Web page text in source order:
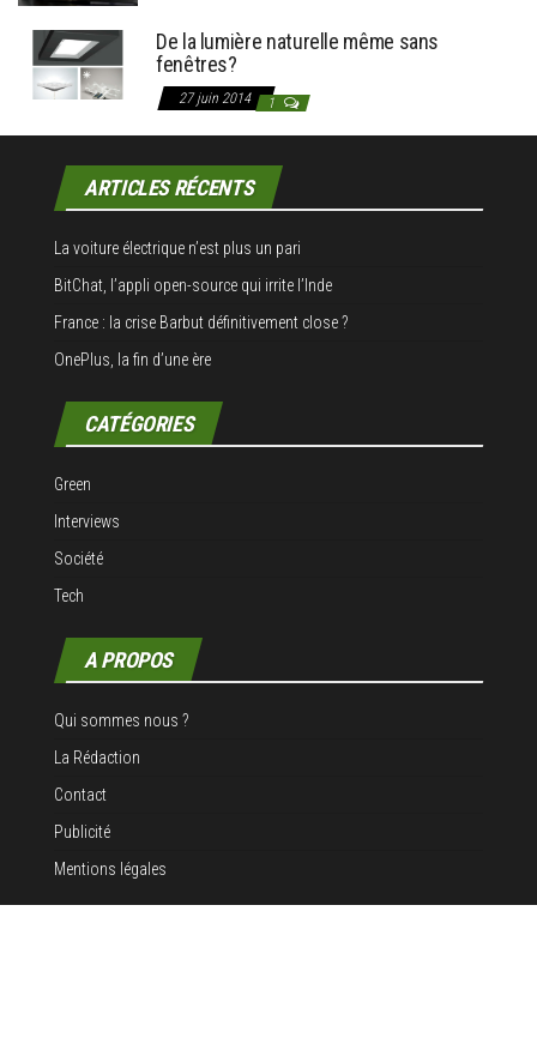
De la lumière naturelle même sans
fenêtres?
27 juin 2014 1
ARTICLES RÉCENTS
La voiture électrique n’est plus un pari
BitChat, l’appli open-source qui irrite l’Inde
France : la crise Barbut définitivement close ?
OnePlus, la fin d’une ère
CATÉGORIES
Green
Interviews
Société
Tech
A PROPOS
Qui sommes nous ?
La Rédaction
Contact
Publicité
Mentions légales